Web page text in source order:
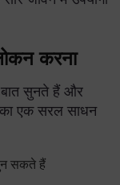
करना
बात सुनते हैं और
एक सरल साधन
सकते हैं